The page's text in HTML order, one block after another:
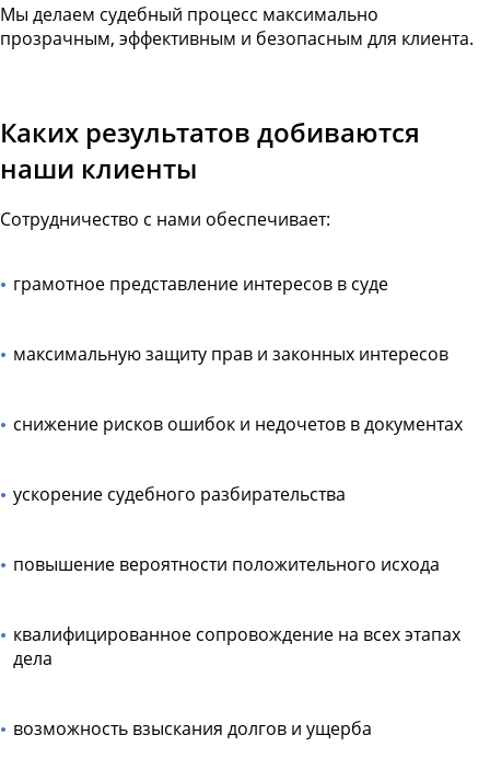
Мы делаем судебный процесс максимально
прозрачным, эффективным и безопасным для клиента.
Каких результатов добиваются
наши клиенты
Сотрудничество с нами обеспечивает:
грамотное представление интересов в суде
максимальную защиту прав и законных интересов
снижение рисков ошибок и недочетов в документах
ускорение судебного разбирательства
повышение вероятности положительного исхода
квалифицированное сопровождение на всех этапах
дела
возможность взыскания долгов и ущерба